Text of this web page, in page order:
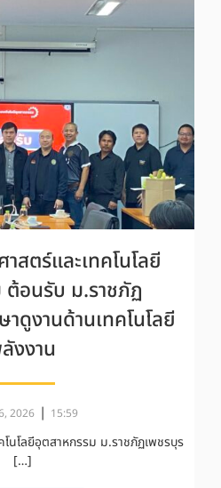
สตร์และเทคโนโลยี
ต้อนรับ ม.ราชภัฏ
ดูงานด้านเทคโนโลยี
งงาน
2026 | 15:59
นโลยีอุตสาหกรรม ม.ราชภัฏเพชรบุร
[…]